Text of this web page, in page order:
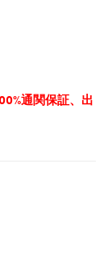
通関保証、出